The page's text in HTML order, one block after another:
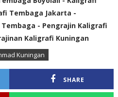
Tembaga Jakarta -
- Pengrajin Kaligrafi
Kaligrafi Kuningan
Kuningan
SHARE